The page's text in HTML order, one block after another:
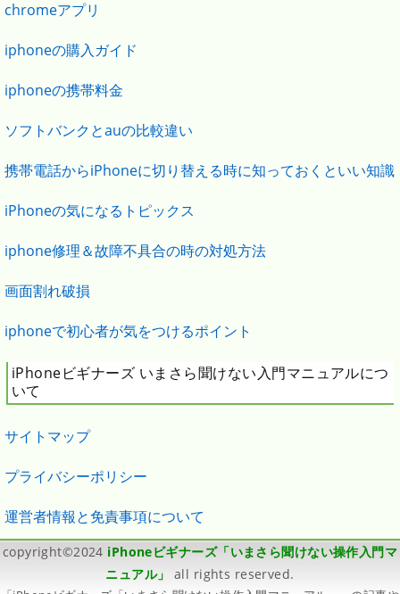
chromeアプリ
iphoneの購入ガイド
iphoneの携帯料金
ソフトバンクとauの比較違い
携帯電話からiPhoneに切り替える時に知っておくといい知識
iPhoneの気になるトピックス
iphone修理＆故障不具合の時の対処方法
画面割れ破損
iphoneで初心者が気をつけるポイント
iPhoneビギナーズ いまさら聞けない入門マニュアルにつ
いて
サイトマップ
プライバシーポリシー
運営者情報と免責事項について
copyright©2024 iPhoneビギナーズ「いまさら聞けない操作入門マ
ニュアル」
all rights reserved.